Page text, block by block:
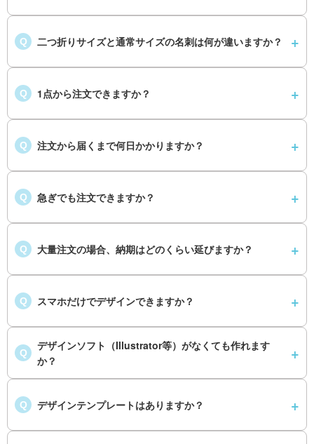
Q 二つ折りサイズと通常サイズの名刺は何が違いますか？
Q 1点から注文できますか？
Q 注文から届くまで何日かかりますか？
Q 急ぎでも注文できますか？
Q 大量注文の場合、納期はどのくらい延びますか？
Q スマホだけでデザインできますか？
Q
デザインソフト（Illustrator等）がなくても作れます
か？
Q デザインテンプレートはありますか？